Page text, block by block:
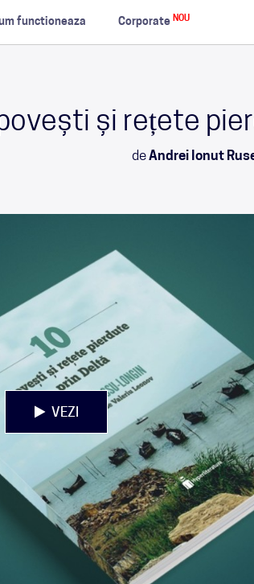
functioneaza Corporate NOU
și rețete
deAndrei Ionut
VEZI